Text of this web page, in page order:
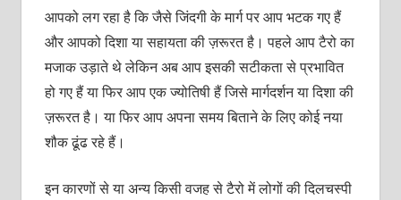
आपको लग रहा है कि जैसे जिंदगी के मार्ग पर आप भटक गए हैं
और आपको दिशा या सहायता की ज़रूरत है। पहले आप टैरो का
मजाक उड़ाते थे लेकिन अब आप इसकी सटीकता से प्रभावित
हो गए हैं या फिर आप एक ज्योतिषी हैं जिसे मार्गदर्शन या दिशा की
ज़रूरत है। या फिर आप अपना समय बिताने के लिए कोई नया
शौक ढूंढ रहे हैं।
इन कारणों से या अन्‍य किसी वजह से टैरो में लोगों की दिलचस्पी